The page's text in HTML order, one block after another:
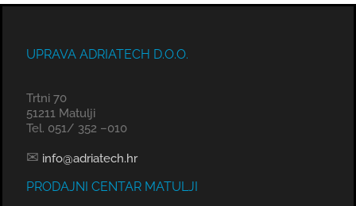
UPRAVA ADRIATECH D.O.O.
Trtni 70
51211 Matulji
Tel. 051/ 352 –010
✉ info@adriatech.hr
PRODAJNI CENTAR MATULJI